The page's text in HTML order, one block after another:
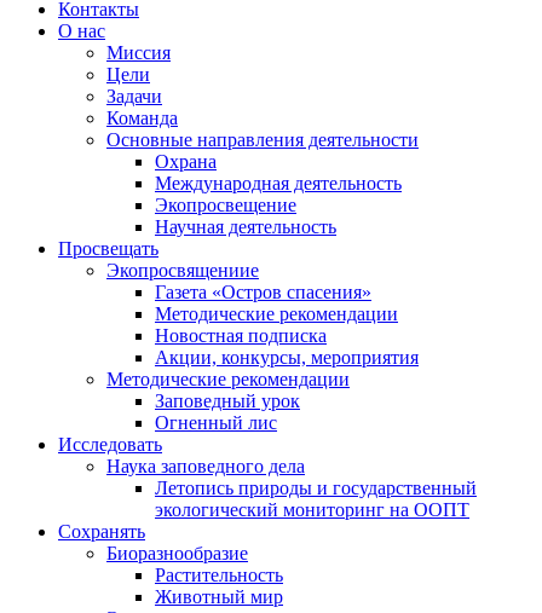
Контакты
О нас
Миссия
Цели
Задачи
Команда
Основные направления деятельности
Охрана
Международная деятельность
Экопросвещение
Научная деятельность
Просвещать
Экопросвящениие
Газета «Остров спасения»
Методические рекомендации
Новостная подписка
Акции, конкурсы, мероприятия
Методические рекомендации
Заповедный урок
Огненный лис
Исследовать
Наука заповедного дела
Летопись природы и государственный
экологический мониторинг на ООПТ
Сохранять
Биоразнообразие
Растительность
Животный мир